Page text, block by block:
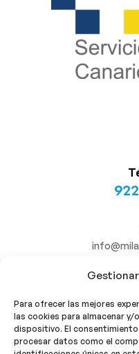
Para ofrecer las mejores
las cookies para almacenar
dispositivo. El
procesar datos como el